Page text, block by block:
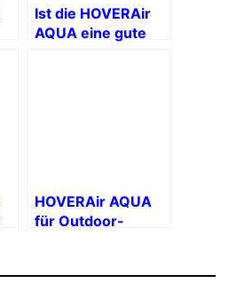
Ist die HOVERAir
AQUA eine gute
HOVERAir AQUA
für Outdoor-